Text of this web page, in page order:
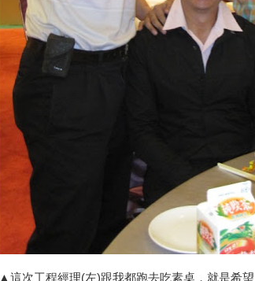
▲這次工程經理(左)跟我都跑去吃素桌，就是希